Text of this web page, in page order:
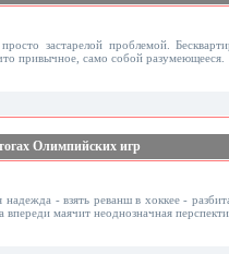
застарелой проблемой.
привычное, само собой разумеющееся.
Олимпийских игр
- взять реванш в хоккее -
маячит неоднозначная